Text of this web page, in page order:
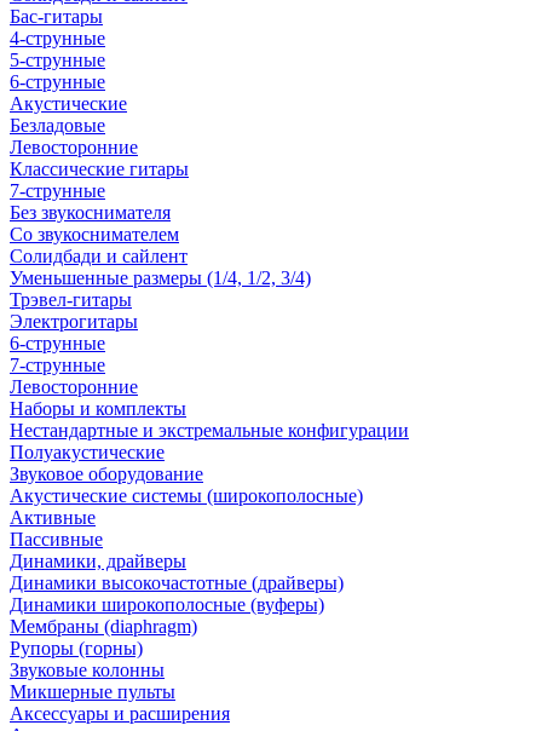
Бас-гитары
4-струнные
5-струнные
6-струнные
Акустические
Безладовые
Левосторонние
Классические гитары
7-струнные
Без звукоснимателя
Со звукоснимателем
Солидбади и сайлент
Уменьшенные размеры (1/4, 1/2, 3/4)
Трэвел-гитары
Электрогитары
6-струнные
7-струнные
Левосторонние
Наборы и комплекты
Нестандартные и экстремальные конфигурации
Полуакустические
Звуковое оборудование
Акустические системы (широкополосные)
Активные
Пассивные
Динамики, драйверы
Динамики высокочастотные (драйверы)
Динамики широкополосные (вуферы)
Мембраны (diaphragm)
Рупоры (горны)
Звуковые колонны
Микшерные пульты
Аксессуары и расширения